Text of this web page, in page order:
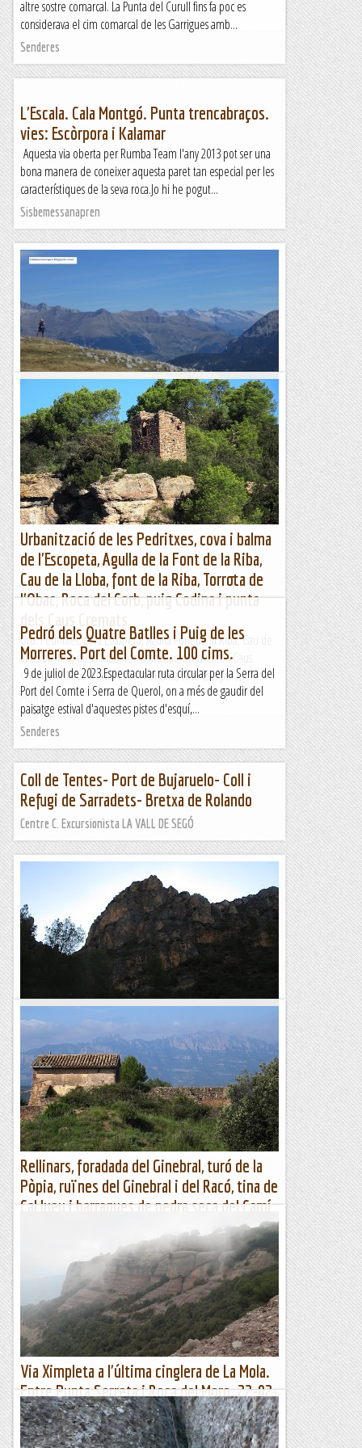
Les altres vies...
altre sostre comarcal. La Punta del Curull fins fa poc es
considerava el cim comarcal de les Garrigues amb...
Senderes
L'Escala. Cala Montgó. Punta trencabraços.
vies: Escòrpora i Kalamar
Aquesta via oberta per Rumba Team l'any 2013 pot ser una
bona manera de coneixer aquesta paret tan especial per les
característiques de la seva roca.Jo hi he pogut...
Sisbemessanapren
MASSÍS DEL COTIELLA: PUNTA LIERGA O
LLERGA ( 2269 m)
Vista al Massís de les...
AVUI, SEMPRE. Dècades de muntanya
Urbanització de les Pedritxes, cova i balma
de l'Escopeta, Agulla de la Font de la Riba,
Cau de la Lloba, font de la Riba, Torrota de
l'Obac, Roca del Corb, puig Codina i punta
Urb. Pedritxes, cova Escopeta, Agulla Font de la Riba, Cau de
la Lloba, font de la Riba, Torrota Obac, Roca Corb i Caus
CrematsWikiloc | Ruta Urb. Pedritxes, cova Escopeta,...
Muntanya
Pedró dels Quatre Batlles i Puig de les
Morreres. Port del Comte. 100 cims.
9 de juliol de 2023.Espectacular ruta circular per la Serra del
Port del Comte i Serra de Querol, on a més de gaudir del
paisatge estival d'aquestes pistes d'esquí,...
Senderes
Coll de Tentes- Port de Bujaruelo- Coll i
Refugi de Sarradets- Bretxa de Rolando
Centre C. Excursionista LA VALL DE SEGÓ
Mi Agüita Amarilla a la Punta Camarasa.
Les refrescades estivals són tant (o més) benvingudes que
l'aigua de maig, tot i que en els temps que corren no sabria
amb quina quedar-m'he. Sigui el que sigui, avui a...
Romàntic Guerrer
Rellinars, foradada del Ginebral, turó de la
Pòpia, ruïnes del Ginebral i del Racó, tina de
Cal Jueu i barraques de pedra seca del Camí
del Manel, del Ginebral i d'en Pere Baqué
Rellinars, foradada del Ginebral, turó de la Pòpia, ruïnes del
Ginebral i del Racó, tina del Jueu i barraques de pedra seca
Muntanya
Via Ximpleta a l'última cinglera de La Mola.
Entre Punta Serreta i Roca del Moro. 22-02-
2023.
Aquesta part central de la darrera cinglera de La Mola és on